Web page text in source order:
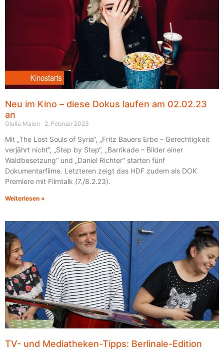
Neu im Kino – diese Dokus laufen am 02.02.23
an
Giulia Maion 2. Februar 2023
Mit „The Lost Souls of Syria“, „Fritz Bauers Erbe – Gerechtigkeit
verjährt nicht“, „Step by Step“, „Barrikade – Bilder einer
Waldbesetzung“ und „Daniel Richter“ starten fünf
Dokumentarfilme. Letzteren zeigt das HDF zudem als DOK
Premiere mit Filmtalk (7./8.2.23).
Weiterlesen »
TV- und Mediatheken-Tipps: Berlinale-Edition